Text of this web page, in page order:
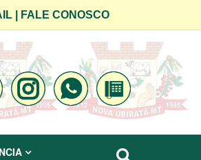
| FALE CONOSCO